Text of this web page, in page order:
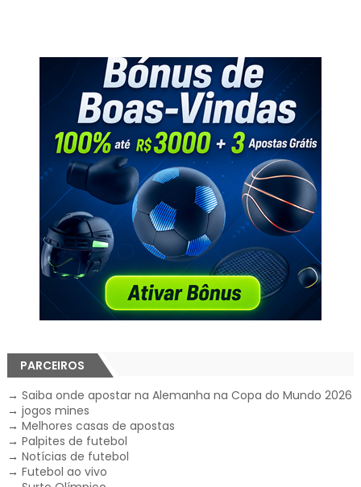
PARCEIROS
→ Saiba onde apostar na Alemanha na Copa do Mundo 2026
→ jogos mines
→ Melhores casas de apostas
→ Palpites de futebol
→ Notícias de futebol
→ Futebol ao vivo